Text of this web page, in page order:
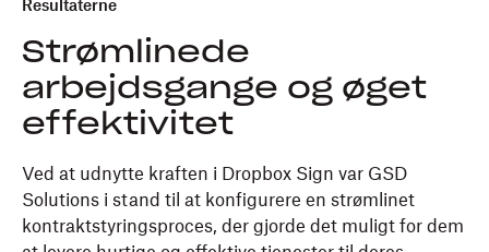
Resultaterne
Strømlinede
arbejdsgange og øget
effektivitet
Ved at udnytte kraften i Dropbox Sign var GSD
Solutions i stand til at konfigurere en strømlinet
kontraktstyringsproces, der gjorde det muligt for dem